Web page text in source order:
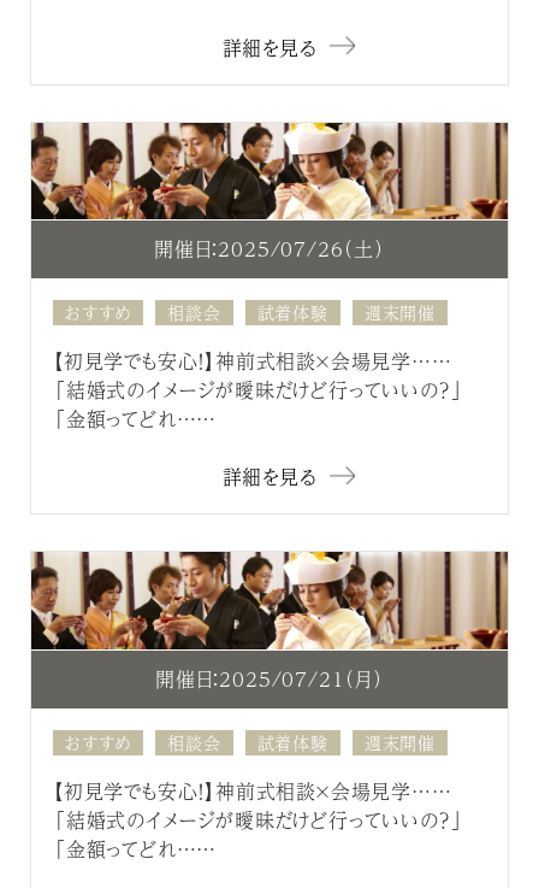
詳細を見る
開催日：2025/07/26（土）
おすすめ 相談会 試着体験 週末開催
【初見学でも安心！】神前式相談×会場見学……
「結婚式のイメージが曖昧だけど行っていいの？」
「金額ってどれ……
詳細を見る
開催日：2025/07/21（月）
おすすめ 相談会 試着体験 週末開催
【初見学でも安心！】神前式相談×会場見学……
「結婚式のイメージが曖昧だけど行っていいの？」
「金額ってどれ……